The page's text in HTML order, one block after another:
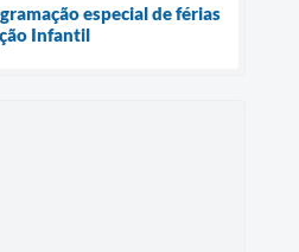
especial de férias
Infantil